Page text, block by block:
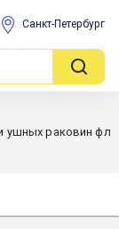
Санкт-Петербург
ушных раковин фл